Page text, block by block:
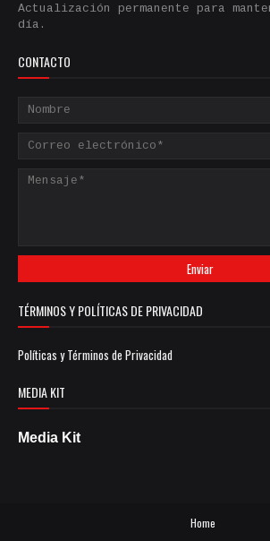
Actualización permanente para
día.
CONTACTO
TÉRMINOS Y POLÍTICAS DE PRIVACIDAD
Políticas y Términos de Privacidad
MEDIA KIT
Media Kit
Home